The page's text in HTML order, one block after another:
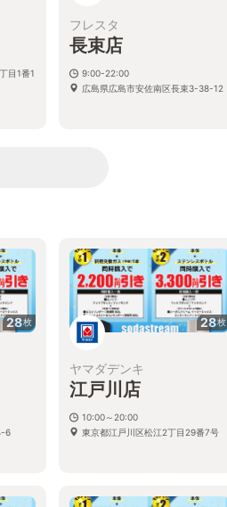
目1番1
フレスタ
長束店
9:00-22:00
広島県広島市安佐南区長束3-38-12
28枚
6
28枚
ヤマダデンキ
江戸川店
10:00～20:00
東京都江戸川区松江2丁目29番7号